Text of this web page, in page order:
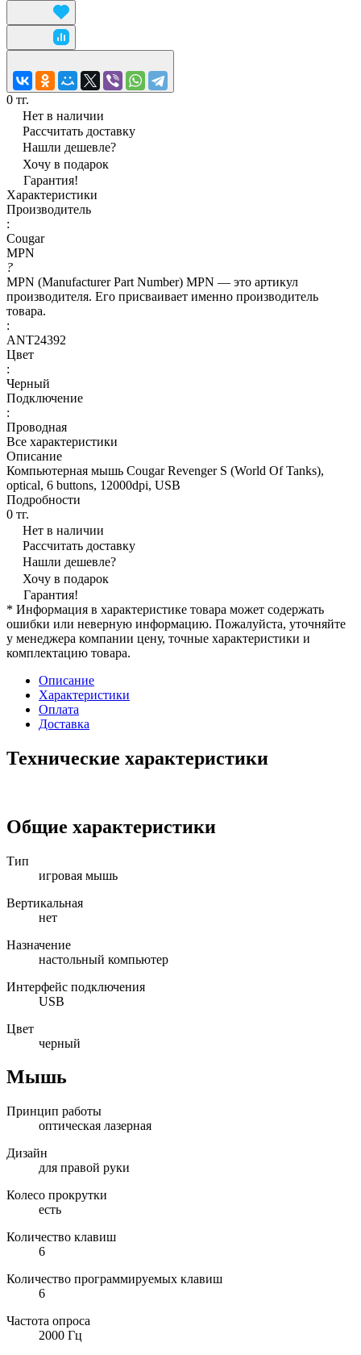
0 тг.
Нет в наличии
Рассчитать доставку
Нашли дешевле?
Хочу в подарок
Гарантия!
Характеристики
Производитель
:
Cougar
MPN
?
MPN (Manufacturer Part Number) MPN — это артикул
производителя. Его присваивает именно производитель
товара.
:
ANT24392
Цвет
:
Черный
Подключение
:
Проводная
Все характеристики
Описание
Компьютерная мышь Cougar Revenger S (World Of Tanks),
optical, 6 buttons, 12000dpi, USB
Подробности
0 тг.
Нет в наличии
Рассчитать доставку
Нашли дешевле?
Хочу в подарок
Гарантия!
* Информация в характеристике товара может содержать
ошибки или неверную информацию. Пожалуйста, уточняйте
у менеджера компании цену, точные характеристики и
комплектацию товара.
Описание
Характеристики
Оплата
Доставка
Технические характеристики
Общие характеристики
Тип
игровая мышь
Вертикальная
нет
Назначение
настольный компьютер
Интерфейс подключения
USB
Цвет
черный
Мышь
Принцип работы
оптическая лазерная
Дизайн
для правой руки
Колесо прокрутки
есть
Количество клавиш
6
Количество программируемых клавиш
6
Частота опроса
2000 Гц